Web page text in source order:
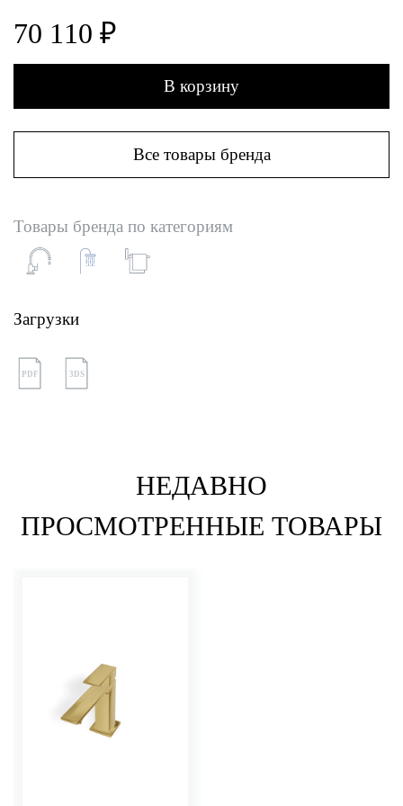
70 110 ₽
В корзину
Все товары бренда
Товары бренда по категориям
Загрузки
PDF 3DS
НЕДАВНО
ПРОСМОТРЕННЫЕ ТОВАРЫ